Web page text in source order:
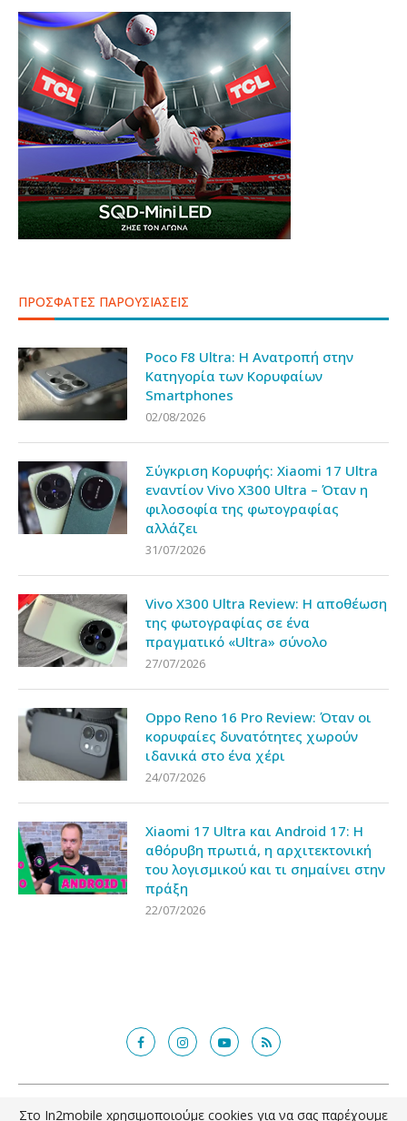
ΠΡΟΣΦΑΤΕΣ ΠΑΡΟΥΣΙΑΣΕΙΣ
Poco F8 Ultra: Η Ανατροπή στην
Κατηγορία των Κορυφαίων
Smartphones
02/08/2026
Σύγκριση Κορυφής: Xiaomi 17 Ultra
εναντίον Vivo X300 Ultra – Όταν η
φιλοσοφία της φωτογραφίας
αλλάζει
31/07/2026
Vivo X300 Ultra Review: Η αποθέωση
της φωτογραφίας σε ένα
πραγματικό «Ultra» σύνολο
27/07/2026
Oppo Reno 16 Pro Review: Όταν οι
κορυφαίες δυνατότητες χωρούν
ιδανικά στο ένα χέρι
24/07/2026
Xiaomi 17 Ultra και Android 17: Η
αθόρυβη πρωτιά, η αρχιτεκτονική
του λογισμικού και τι σημαίνει στην
πράξη
22/07/2026
@2018 - in2mobile.gr. All Right Reserved. Designed and developed by
Στο In2mobile xρησιμοποιούμε cookies για να σας παρέχουμε